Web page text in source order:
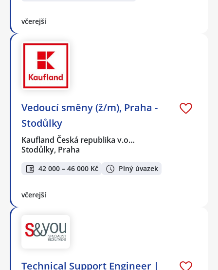
včerejší
Vedoucí směny (ž/m), Praha -
Stodůlky
Kaufland Česká republika v.o…
Stodůlky, Praha
42 000 – 46 000 Kč Plný úvazek
včerejší
Technical Support Engineer |